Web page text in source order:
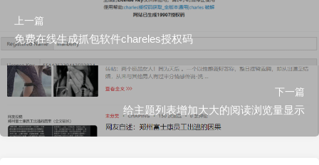
上一篇
免费在线生成抓包软件chareles授权码
下一篇
给主题列表增加大大的阅读浏览量显示